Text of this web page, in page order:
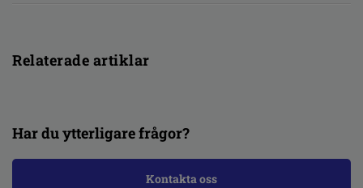
Relaterade artiklar
Har du ytterligare frågor?
Kontakta oss